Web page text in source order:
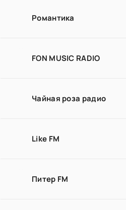
Романтика
FON MUSIC RADIO
Чайная роза радио
Like FM
Питер FM